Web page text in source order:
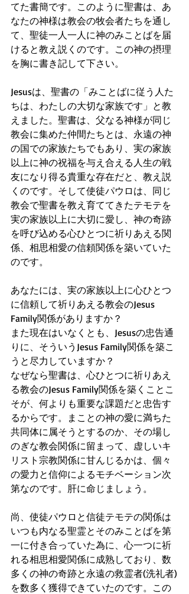
てた書簡です。このように聖書は、あ
なたの神様は教会の牧会者たちを通し
て、聖徒一人一人に神のみことばを届
けると教え説くのです。この神の摂理
を胸に書き記して下さい。
Jesusは、聖書の「みことばに従う人た
ちは、わたしの大切な家族です」と教
えました。聖書は、父なる神様が同じ
教会に集めた仲間たちとは、永遠の神
の国での家族たちでもあり、実の家族
以上に神の祝福を与え合える人生の戦
友になり得る貴重な存在だと、教え説
くのです。そして使徒パウロは、同じ
教会で聖書を教え育ててきたテモテを
実の家族以上に大切に愛し、神の奇跡
を呼び込める心ひとつに祈りあえる関
係、相思相愛の信頼関係を築いていた
のです。
あなたには、実の家族以上に心ひとつ
に信頼して祈りあえる教会のJesus
Family関係がありますか？
また現在はいなくとも、Jesusの忠告通
りに、そういうJesus Family関係を築こ
うと尽力していますか？
なぜなら聖書は、心ひとつに祈りあえ
る教会のJesus Family関係を築くことこ
そが、何よりも重要な課題だと忠告す
るからです。まことの神の愛に満ちた
共同体に属そうとするのか、その場し
のぎな教会関係に留まって、虚しいキ
リスト宗教関係に甘んじるかは、個々
の愛力と信仰によるモチベーション次
第なのです。肝に命じましょう。
尚、使徒パウロと信徒テモテの関係は
いつも内なる聖霊とそのみことばを第
一に付き合っていた為に、心一つに祈
れる相思相愛関係に成熟しており、数
多くの神の奇跡と永遠の救霊者(洗礼者)
を数多く獲得できていたのです。この